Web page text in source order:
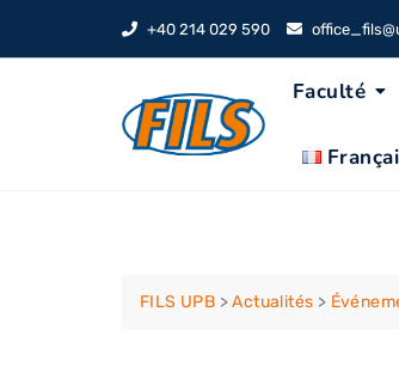
+40 214 029 590
Faculté
FILS UPB >Actualités >